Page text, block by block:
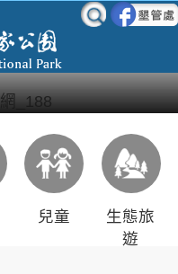
兒童
生態旅
遊